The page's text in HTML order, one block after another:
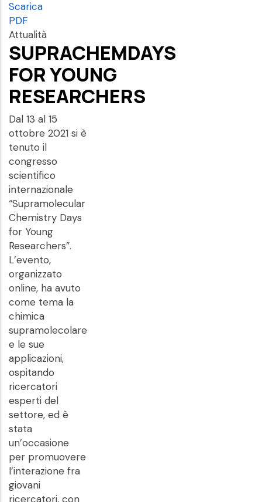
Scarica
PDF
Attualità
SUPRACHEMDAYS
FOR YOUNG
RESEARCHERS
Dal 13 al 15
ottobre 2021 si è
tenuto il
congresso
scientifico
internazionale
“Supramolecular
Chemistry Days
for Young
Researchers”.
L’evento,
organizzato
online, ha avuto
come tema la
chimica
supramolecolare
e le sue
applicazioni,
ospitando
ricercatori
esperti del
settore, ed è
stata
un’occasione
per promuovere
l’interazione fra
giovani
ricercatori, con